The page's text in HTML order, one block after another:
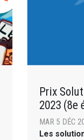
Prix
2023 (8e
MAR 5 DÉC
Les